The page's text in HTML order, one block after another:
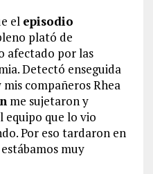
el episodio
plató de
afectado por las
Detectó enseguida
compañeros Rhea
me sujetaron y
equipo que lo vio
Por eso tardaron en
muy